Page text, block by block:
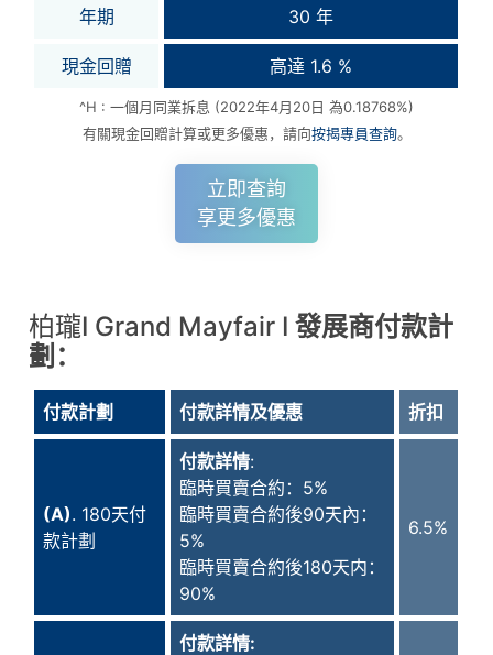
年期 30 年
現金回贈 高達 1.6 %
^H : 一個月同業拆息 (2022年4月20日 為0.18768%)
有關現金回贈計算或更多優惠，請向按揭專員查詢。
立即查詢
享更多優惠
柏瓏I Grand Mayfair I發展商付款計
劃：
付款計劃 付款詳情及優惠 折扣
(A). 180天付
款計劃
付款詳情:
臨時買賣合約：5%
臨時買賣合約後90天內：
5%
臨時買賣合約後180天内：
90%
6.5%
付款詳情: